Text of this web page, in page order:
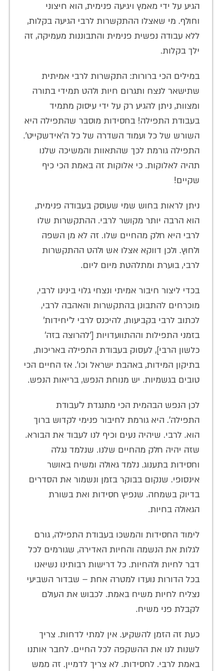
הגיע על ידי מאמץ ויגיעה פנימית, הוא חיצוני
וחולף. מי שאצלו ההתקשרות לרבי הגיעה בקלות,
ללא עבודה נפשית פנימית והתבוננות מעמיקה, זה
ילך בקלות.
במילים הכי ברורות: התקשרות לרבי אמיתית
שתישאר לנצח ותגרום חיות ולהט תמידי בתורה
ומצוות, ניתן להגיע רק על ידי עיסוק מתמיד
בעבודת התפילה! בחסידות מוסבר שהתפילה היא
השורש של כל ועמוד השדרה של כל ה'אידשקייט'.
התפילה גורמת לכך שהתאוות והמשיכה שלנו
תהיה לאלוקות. כי אלוקות זה באמת הכי כיף
שקיים!
ניתן לראות בחוש שמי שעוסק בעבודה פנימית,
הוא הרבה יותר מקושר לרבי. ההתקשרות שלו
לרבי היא חלק מהחיים שלו. זה לא מן השפה
ולחוץ. ולכן דווקא אצלו אש ולהט ההתקשרות
לרבי, בוערת ומתלהטת מיום ליום.
בכדי ליצור חיבור אמיתי ונצחי גלוי בינינו לרבי,
מוכרחים להתבונן בהתקשרות והאהבה לרבי,
לכתוב לרבי בקביעות, להיכנס לרבי ל'יחידות'
בזמני התפילות וההתוועדויות ['להרוצה בזה'
כלשון הרבי], לעסוק בעבודת התפילה באריכות,
בתיקון המידות, באהבת ישראל וכו'. אז החיים הכי
טובים בגשמיות. יש מנוחת הנפש, בריאות הנפש.
לכן הנפש הבהמית הכי מתנגדת ל'עבודת
התפילה'. היא גורמת לחיבור פנימי לקדוש ברוך
הוא. לרבי. שיהיה נעים וכיף לנו לעבוד את הבורא.
שזה יהיה חלק מהחיים שלנו. שנלמד נגלה
וחסידות בתענוג. נלמד גאולה ומשיח באושר
אינסופי. שנקום בבוקר בזמן ונשמור את הסדרים
בדיוק בשמחה. שנפיץ חסידות ואת בשורת
הגאולה בחיות.
לימוד החסידות והמשכו בעבודת התפילה, גורם
לגלות את הנשמה והחיות האדירה, שגורמים לכל
דבר לחיות ולהחיות. כל דרישות רבותינו נשיאנו
בכל הדורות נועדו למטרה אחת – שבדור השביעי
נצליח לחיות משיח באמת. לכבוש את העולם
לקבלת פני משיח.
כעת זה הזמן להשקיע. אין למתי לדחות. צריך
לשנות לנו את ההשקפה לכל החיים. לחבר אותנו
באמת לרבי. לחסידות. לא צריך לדמיין. זה ממש